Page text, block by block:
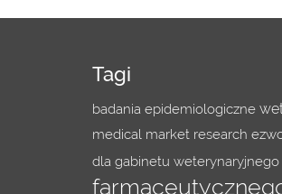
Tagi
badania epidemiologiczne
medical market research
dla gabinetu weterynaryjnego